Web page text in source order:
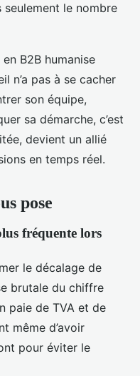
le nombre
B2B humanise
n’a pas à se cacher
son équipe,
sa démarche, c’est
devient un allié
en temps réel.
pose
fréquente lors
le décalage de
brutale du chiffre
paie de TVA et de
même d’avoir
pour éviter le